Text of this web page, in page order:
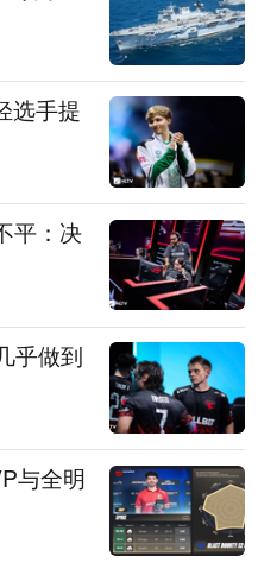
选手提
平：决
乎做到
与全明